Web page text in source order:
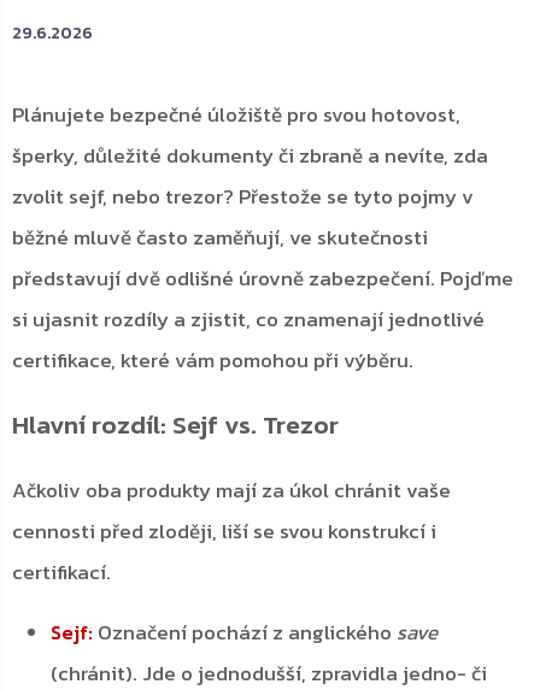
29.6.2026
Plánujete bezpečné úložiště pro svou hotovost,
šperky, důležité dokumenty či zbraně a nevíte, zda
zvolit sejf, nebo trezor? Přestože se tyto pojmy v
běžné mluvě často zaměňují, ve skutečnosti
představují dvě odlišné úrovně zabezpečení. Pojďme
si ujasnit rozdíly a zjistit, co znamenají jednotlivé
certifikace, které vám pomohou při výběru.
Hlavní rozdíl: Sejf vs. Trezor
Ačkoliv oba produkty mají za úkol chránit vaše
cennosti před zloději, liší se svou konstrukcí i
certifikací.
Sejf: Označení pochází z anglického save
(chránit). Jde o jednodušší, zpravidla jedno- či